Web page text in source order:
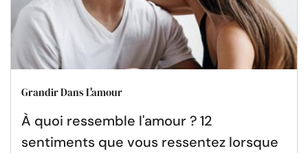
Grandir Dans L'amour
À quoi ressemble l'amour ? 12
sentiments que vous ressentez lorsque